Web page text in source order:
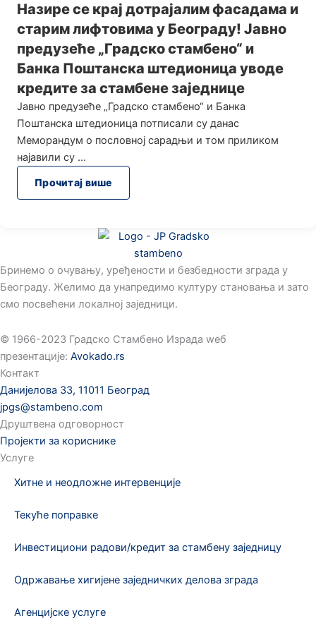
Назире се крај дотрајалим фасадама и
старим лифтовима у Београду! Јавно
предузеће „Градско стамбено“ и
Банка Поштанска штедионица уводе
кредите за стамбене заједнице
Јавно предузеће „Градско стамбено“ и Банка
Поштанска штедионица потписали су данас
Меморандум о пословној сарадњи и том приликом
најавили су
Прочитај више
Бринемо о очувању, уређености и безбедности зграда у
Београду. Желимо да унапредимо културу становања и зато
смо посвећени локалној заједници.
©️ 1966-2023 Градско Стамбено Израда wеб
презентације: Avokado.rs
Контакт
Данијелова 33, 11011 Београд
jpgs@stambeno.com
Друштвена одговорност
Пројекти за кориснике
Услуге
Хитне и неодложне интервенције
Текуће поправке
Инвестициони радови/кредит за стамбену заједницу
Одржавање хигијене заједничких делова зграда
Агенцијске услуге